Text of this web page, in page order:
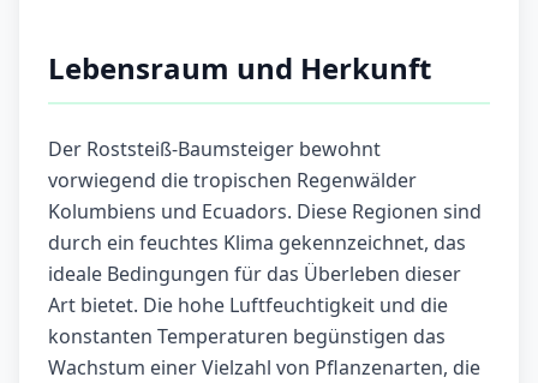
Lebensraum und Herkunft
Der Roststeiß-Baumsteiger bewohnt
vorwiegend die tropischen Regenwälder
Kolumbiens und Ecuadors. Diese Regionen sind
durch ein feuchtes Klima gekennzeichnet, das
ideale Bedingungen für das Überleben dieser
Art bietet. Die hohe Luftfeuchtigkeit und die
konstanten Temperaturen begünstigen das
Wachstum einer Vielzahl von Pflanzenarten, die